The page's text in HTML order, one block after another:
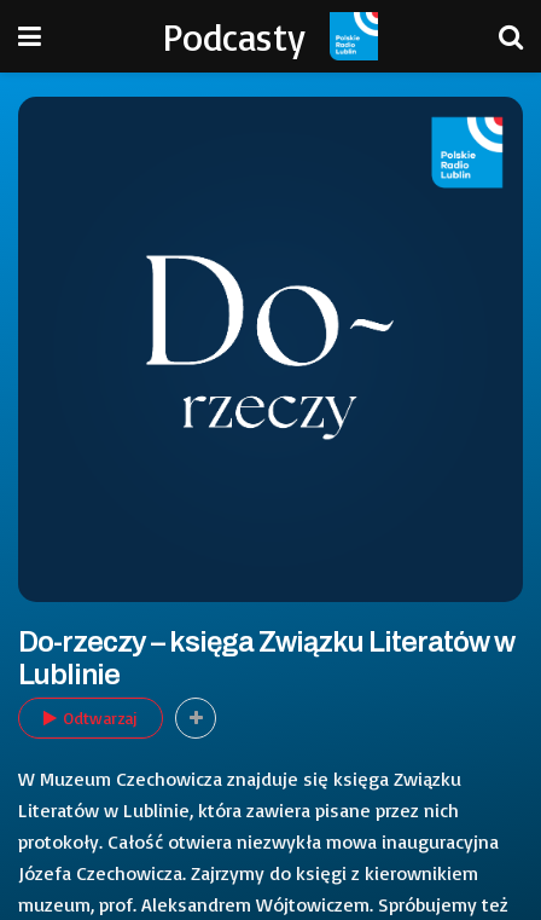
Podcasty
Do-rzeczy – księga Związku Literatów w
Lublinie
Odtwarzaj
W Muzeum Czechowicza znajduje się księga Związku
Literatów w Lublinie, która zawiera pisane przez nich
protokoły. Całość otwiera niezwykła mowa inauguracyjna
Józefa Czechowicza. Zajrzymy do księgi z kierownikiem
muzeum, prof. Aleksandrem Wójtowiczem. Spróbujemy też